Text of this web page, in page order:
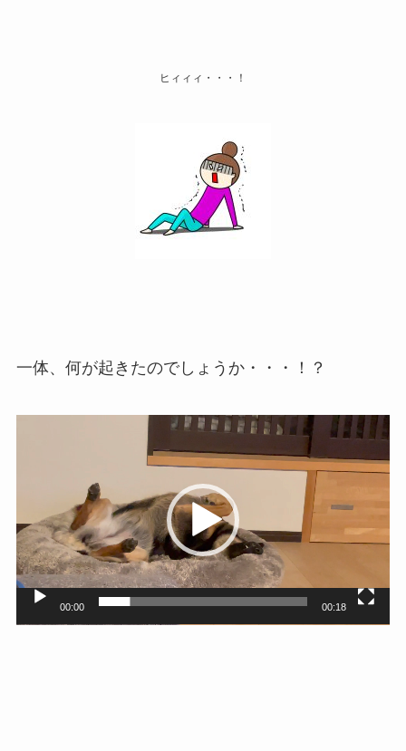
ヒィィィ・・・！
一体、何が起きたのでしょうか・・・！？
ー
ヤ
00:00 00:18